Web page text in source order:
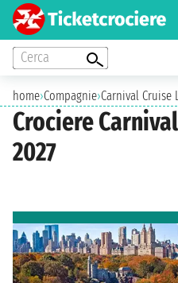
Cerca
home›Compagnie›Carnival Cruise
Crociere
2027